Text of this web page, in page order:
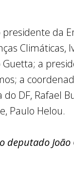
da
Climáticas,
a
a
DF, Rafael
Paulo Helou.
deputado João